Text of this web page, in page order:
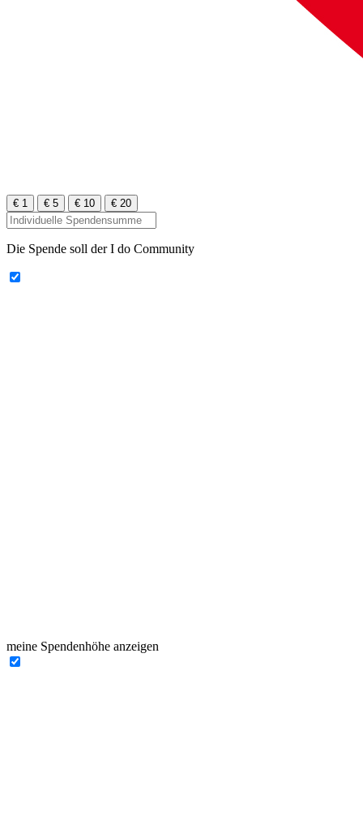
€ 1 € 5 € 10 € 20
Die Spende soll der I do Community
meine Spendenhöhe anzeigen